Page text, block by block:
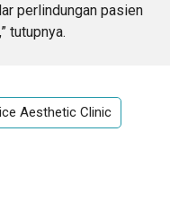
perlindungan pasien
tutupnya.
Aesthetic Clinic